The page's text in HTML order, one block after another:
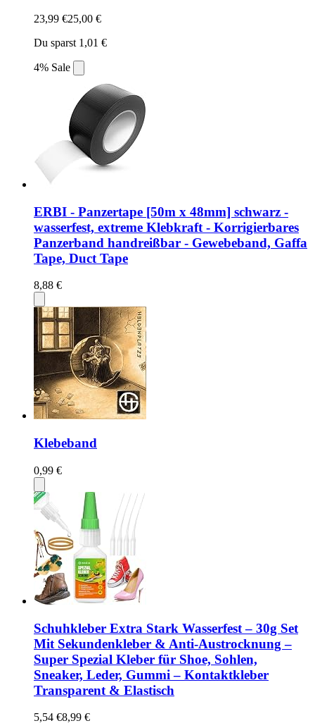
23,99 €25,00 €
Du sparst 1,01 €
4% Sale
ERBI - Panzertape [50m x 48mm] schwarz -
wasserfest, extreme Klebkraft - Korrigierbares
Panzerband handreißbar - Gewebeband, Gaffa
Tape, Duct Tape
8,88 €
Klebeband
0,99 €
Schuhkleber Extra Stark Wasserfest – 30g Set
Mit Sekundenkleber & Anti-Austrocknung –
Super Spezial Kleber für Shoe, Sohlen,
Sneaker, Leder, Gummi – Kontaktkleber
Transparent & Elastisch
5,54 €8,99 €